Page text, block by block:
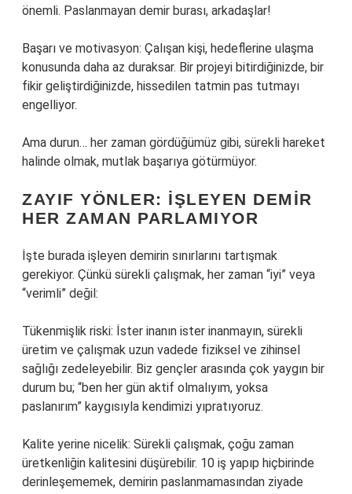
önemli. Paslanmayan demir burası, arkadaşlar!
Başarı ve motivasyon: Çalışan kişi, hedeflerine ulaşma
konusunda daha az duraksar. Bir projeyi bitirdiğinizde, bir
fikir geliştirdiğinizde, hissedilen tatmin pas tutmayı
engelliyor.
Ama durun… her zaman gördüğümüz gibi, sürekli hareket
halinde olmak, mutlak başarıya götürmüyor.
ZAYIF YÖNLER: İŞLEYEN DEMIR
HER ZAMAN PARLAMIYOR
İşte burada işleyen demirin sınırlarını tartışmak
gerekiyor. Çünkü sürekli çalışmak, her zaman “iyi” veya
“verimli” değil:
Tükenmişlik riski: İster inanın ister inanmayın, sürekli
üretim ve çalışmak uzun vadede fiziksel ve zihinsel
sağlığı zedeleyebilir. Biz gençler arasında çok yaygın bir
durum bu; “ben her gün aktif olmalıyım, yoksa
paslanırım” kaygısıyla kendimizi yıpratıyoruz.
Kalite yerine nicelik: Sürekli çalışmak, çoğu zaman
üretkenliğin kalitesini düşürebilir. 10 iş yapıp hiçbirinde
derinleşememek, demirin paslanmamasından ziyade